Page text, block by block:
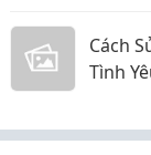
Cách
Tình